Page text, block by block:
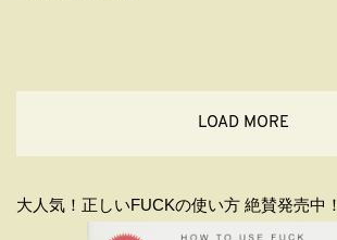
LOAD MORE
大人気！正しいFUCKの使い方 絶賛発売中！